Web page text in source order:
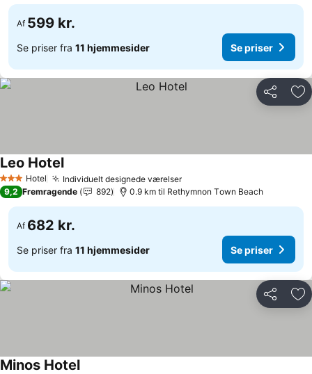
Af 599 kr.
Se priser fra 11 hjemmesider Se priser
Del
3 StjernerHotel Individuelt designede værelser
Leo Hotel
9,2 Fremragende 892 0.9 km til Rethymnon Τown Beach
Af 682 kr.
Se priser fra 11 hjemmesider Se priser
Del
Minos Hotel